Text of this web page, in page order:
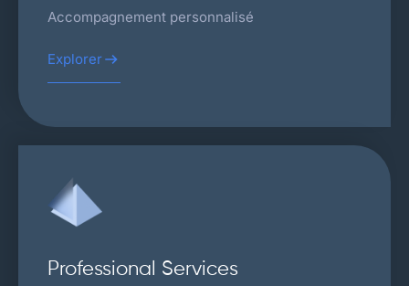
Accompagnement personnalisé
Explorer
Professional Services